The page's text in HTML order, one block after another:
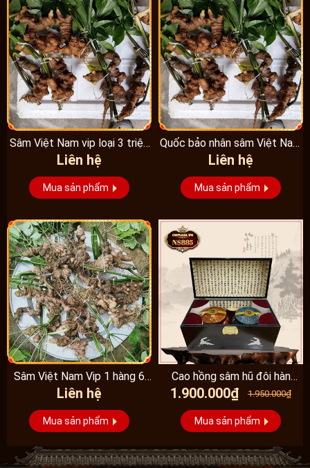
Sâm Việt Nam vip loại 3 triệu
1 kg, hàng...
Liên hệ
Mua sản phẩm
Quốc bảo nhân sâm Việt Nam
Vip 3, 15 năm...
Liên hệ
Mua sản phẩm
Sâm Việt Nam Vip 1 hàng 6
đến 8 năm...
Liên hệ
Mua sản phẩm
Cao hồng sâm hũ đôi hàn
quốc pocheon - NS885
1.900.000₫ 1.950.000₫
Mua sản phẩm